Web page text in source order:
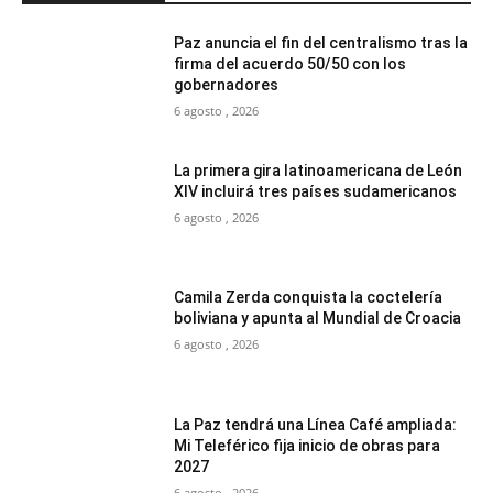
Paz anuncia el fin del centralismo tras la
firma del acuerdo 50/50 con los
gobernadores
6 agosto , 2026
La primera gira latinoamericana de León
XIV incluirá tres países sudamericanos
6 agosto , 2026
Camila Zerda conquista la coctelería
boliviana y apunta al Mundial de Croacia
6 agosto , 2026
La Paz tendrá una Línea Café ampliada:
Mi Teleférico fija inicio de obras para
2027